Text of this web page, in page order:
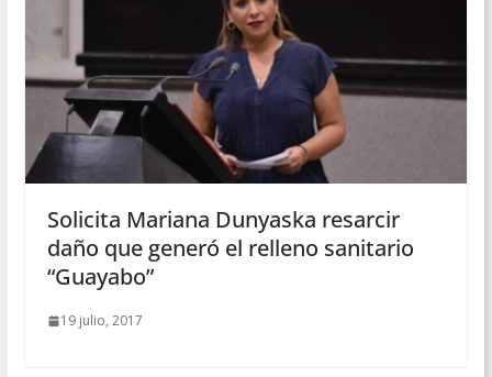
Solicita Mariana Dunyaska resarcir
daño que generó el relleno sanitario
“Guayabo”
19 julio, 2017